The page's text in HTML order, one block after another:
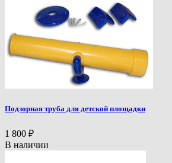
Подзорная труба для детской площадки
1 800 ₽
В наличии